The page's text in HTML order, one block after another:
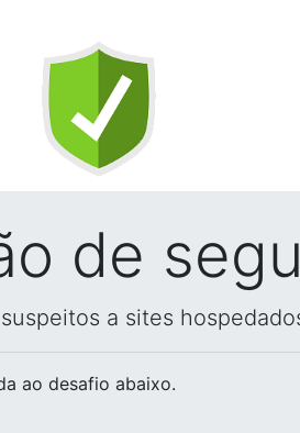
de
a sites
ao desafio abaixo.